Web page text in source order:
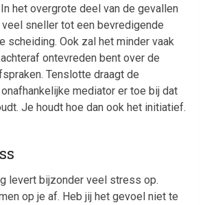
het overgrote deel van de gevallen
sneller tot een bevredigende
scheiding. Ook zal het minder vaak
ontevreden bent over de
Tenslotte draagt de
mediator er toe bij dat
Je houdt hoe dan ook het initiatief.
levert bijzonder veel stress op.
op je af. Heb jij het gevoel niet te